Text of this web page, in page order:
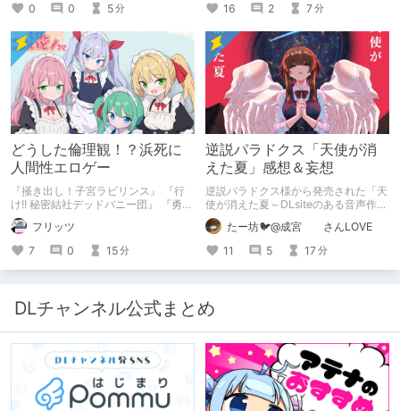
0
0 5分
16
2 7分
どうした倫理観！？浜死に
人間性エロゲー
『掻き出し！子宮ラビリンス』 『行
け!! 秘密結社デッドバニー団』 『勇者
ミアとツンツン猫サキュバス ~それで
も勇者はコロせない!~』 『めいどいん
めいど！』 本記事はねくすとテーマ
「人に薦めづらいけど好きな作
品」”ではない”です。 好きだったら人
フリッツ
7
0 15分
逆説パラドクス「天使が消
えた夏」感想＆妄想
逆説パラドクス様から発売された「天
使が消えた夏～DLsiteのある音声作品
について～」の感想です。 妄想も多
いです。たー坊🐦@成宮 さんLOVE
11
5 17分
DLチャンネル公式まとめ